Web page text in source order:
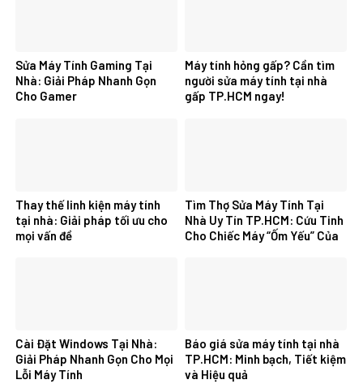
Sửa Máy Tính Gaming Tại
Nhà: Giải Pháp Nhanh Gọn
Cho Gamer
Máy tính hỏng gấp? Cần tìm
người sửa máy tính tại nhà
gấp TP.HCM ngay!
Thay thế linh kiện máy tính
tại nhà: Giải pháp tối ưu cho
mọi vấn đề
Tìm Thợ Sửa Máy Tính Tại
Nhà Uy Tín TP.HCM: Cứu Tinh
Cho Chiếc Máy “Ốm Yếu” Của
Cài Đặt Windows Tại Nhà:
Giải Pháp Nhanh Gọn Cho Mọi
Lỗi Máy Tính
Báo giá sửa máy tính tại nhà
TP.HCM: Minh bạch, Tiết kiệm
và Hiệu quả